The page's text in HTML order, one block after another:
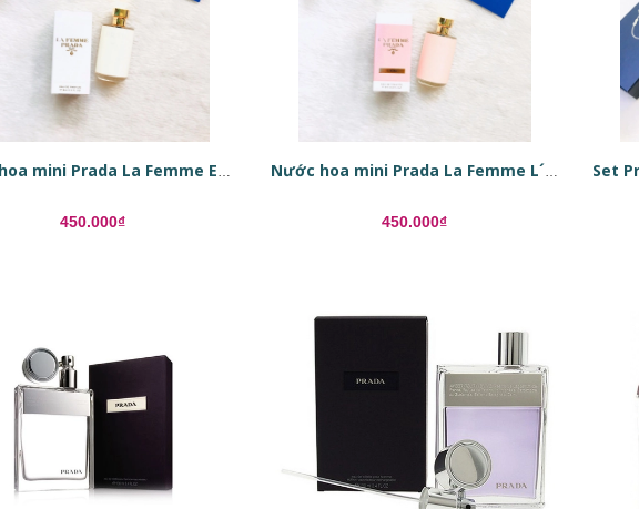
Nước hoa mini Prada La Femme EDP
450.000₫
Nước hoa mini Prada La Femme L´eau edt
450.000₫